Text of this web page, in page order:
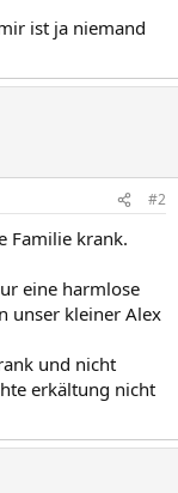
ist ja niemand
#2
Familie krank.
eine harmlose
unser kleiner Alex
und nicht
erkältung nicht